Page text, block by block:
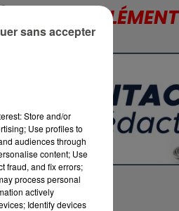
LE SUPPLÉMENT
Store and/or
Use profiles to
audiences through
content; Use
fraud, and fix errors;
process personal
actively
Identify devices
sans accepter